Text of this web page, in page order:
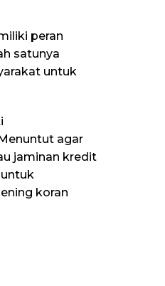
peran
satunya
untuk
agar
jaminan kredit
untuk
koran